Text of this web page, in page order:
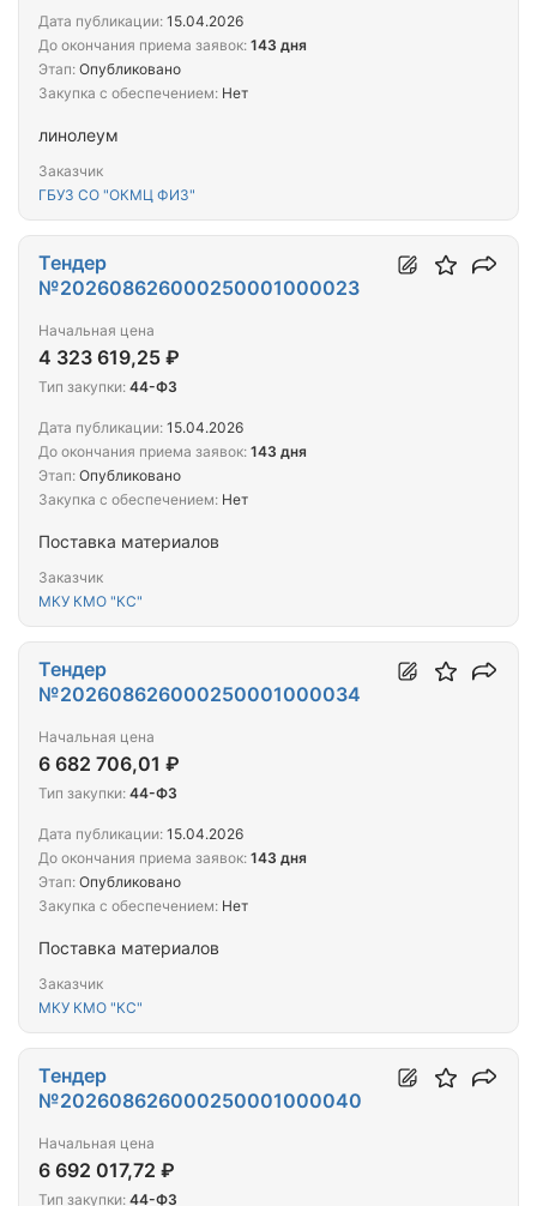
линолеум
Заказчик
ГБУЗ СО "ОКМЦ ФИЗ"
Дата публикации: 15.04.2026
До окончания приема заявок: 143 дня
Этап: Опубликовано
Закупка с обеспечением: Нет
Поставка материалов
Заказчик
МКУ КМО "КС"
Тендер
№202608626000250001000023
Начальная цена
4 323 619,25 ₽
Тип закупки: 44-ФЗ
Дата публикации: 15.04.2026
До окончания приема заявок: 143 дня
Этап: Опубликовано
Закупка с обеспечением: Нет
Поставка материалов
Заказчик
МКУ КМО "КС"
Тендер
№202608626000250001000034
Начальная цена
6 682 706,01 ₽
Тип закупки: 44-ФЗ
Дата публикации: 15.04.2026
До окончания приема заявок: 143 дня
Этап: Опубликовано
Закупка с обеспечением: Нет
Тендер
№202608626000250001000040
Начальная цена
6 692 017,72 ₽
Тип закупки: 44-ФЗ